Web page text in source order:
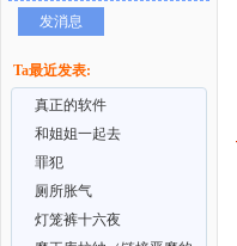
发消息
Ta最近发表:
真正的软件
和姐姐一起去
罪犯
厕所胀气
灯笼裤十六夜